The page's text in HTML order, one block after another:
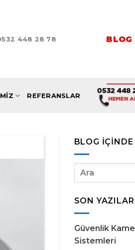
448 28 78 BLOG
REFERANSLAR
BLOG
SON YAZILAR
Güvenlik
Sistemleri